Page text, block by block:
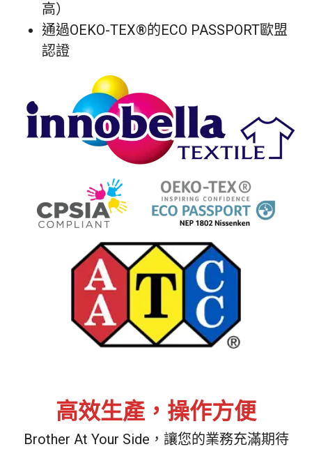
高）
通過OEKO-TEX®的ECO PASSPORT歐盟
認證
高效生產，操作方便
Brother At Your Side，讓您的業務充滿期待